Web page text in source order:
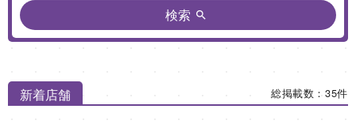
検索
新着店舗 総掲載数：35件